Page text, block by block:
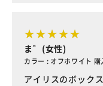
ま゛(女性)
カラー : オフホワイト 購
アイリスのボック